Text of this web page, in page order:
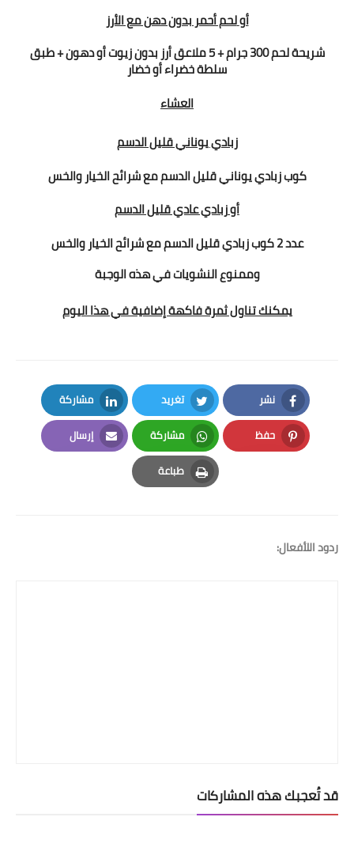
أولحم أحمر بدون دهن مع الأرز
شريحة لحم 300 جرام + 5 ملاعق أرز بدون زيوت أو دهون + طبق
سلطة خضراء أو خضار
العشاء
زبادي يوناني قليل الدسم
كوب زبادي يوناني قليل الدسم مع شرائح الخيار والخس
أوزبادي عادي قليل الدسم
عدد 2 كوب زبادي قليل الدسم مع شرائح الخيار والخس
وممنوع النشويات في هذه الوجبة
يمكنك تناول ثمرة فاكهة إضافية في هذا اليوم
نشر
Facebook
تغريد
Twitter
مشاركة
LinkedIn
حفظ
Pinterest
مشاركة
Whatsapp
إرسال
Email
طباعة
Print
ردود اللأفعال:
قد تُعجبك هذه المشاركات